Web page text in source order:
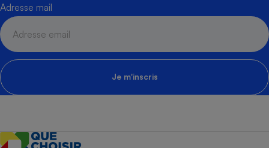
Adresse mail
Je m'inscris